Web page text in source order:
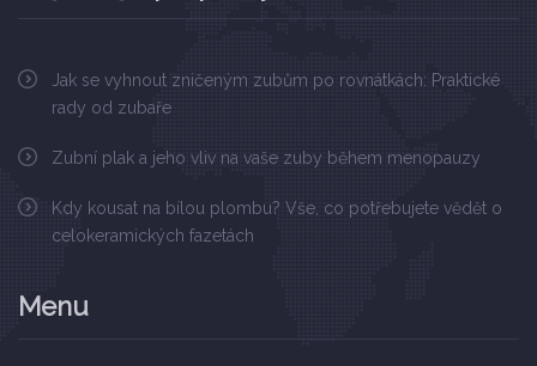
Jak se vyhnout zničeným zubům po rovnátkách: Praktické
rady od zubaře
Zubní plak a jeho vliv na vaše zuby během menopauzy
Kdy kousat na bílou plombu? Vše, co potřebujete vědět o
celokeramických fazetách
Menu